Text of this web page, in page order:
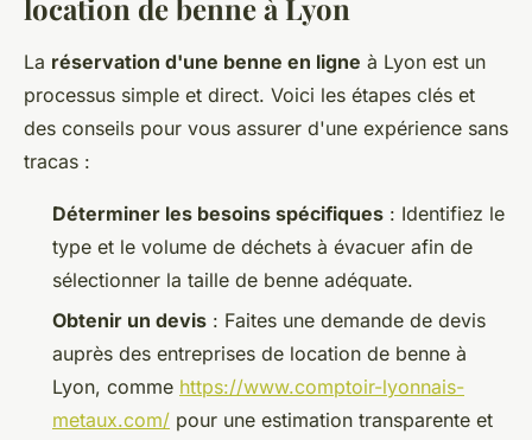
location de benne à Lyon
La réservation d'une benne en ligne à Lyon est un
processus simple et direct. Voici les étapes clés et
des conseils pour vous assurer d'une expérience sans
tracas :
Déterminer les besoins spécifiques : Identifiez le
type et le volume de déchets à évacuer afin de
sélectionner la taille de benne adéquate.
Obtenir un devis : Faites une demande de devis
auprès des entreprises de location de benne à
Lyon, comme https://www.comptoir-lyonnais-
metaux.com/ pour une estimation transparente et